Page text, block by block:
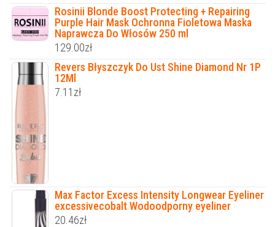
Rosinii Blonde Boost Protecting + Repairing
Purple Hair Mask ​​Ochronna Fioletowa Maska
Naprawcza Do Włosów 250 ml
129.00zł
Revers Błyszczyk Do Ust Shine Diamond Nr 1P
12Ml
7.11 zł
Max Factor Excess Intensity Longwear Eyeliner
excessivecobalt Wodoodporny eyeliner
20.46zł